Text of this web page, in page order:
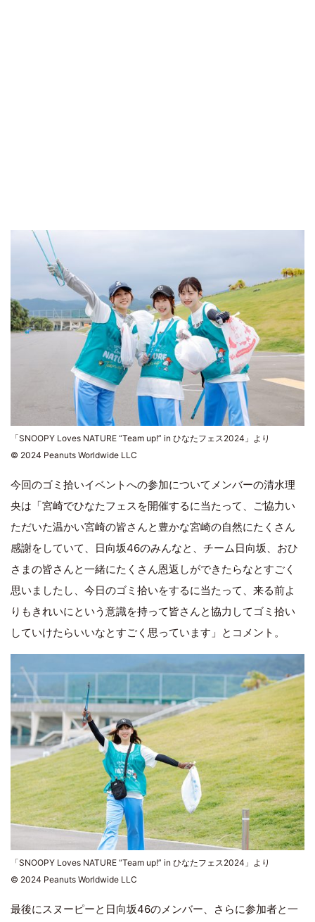
「SNOOPY Loves NATURE “Team up!” in ひなたフェス2024」より
© 2024 Peanuts Worldwide LLC
今回のゴミ拾いイベントへの参加についてメンバーの清水理
央は「宮崎でひなたフェスを開催するに当たって、ご協力い
ただいた温かい宮崎の皆さんと豊かな宮崎の自然にたくさん
感謝をしていて、日向坂46のみんなと、チーム日向坂、おひ
さまの皆さんと一緒にたくさん恩返しができたらなとすごく
思いましたし、今日のゴミ拾いをするに当たって、来る前よ
りもきれいにという意識を持って皆さんと協力してゴミ拾い
していけたらいいなとすごく思っています」とコメント。
「SNOOPY Loves NATURE “Team up!” in ひなたフェス2024」より
© 2024 Peanuts Worldwide LLC
最後にスヌーピーと日向坂46のメンバー、さらに参加者と一